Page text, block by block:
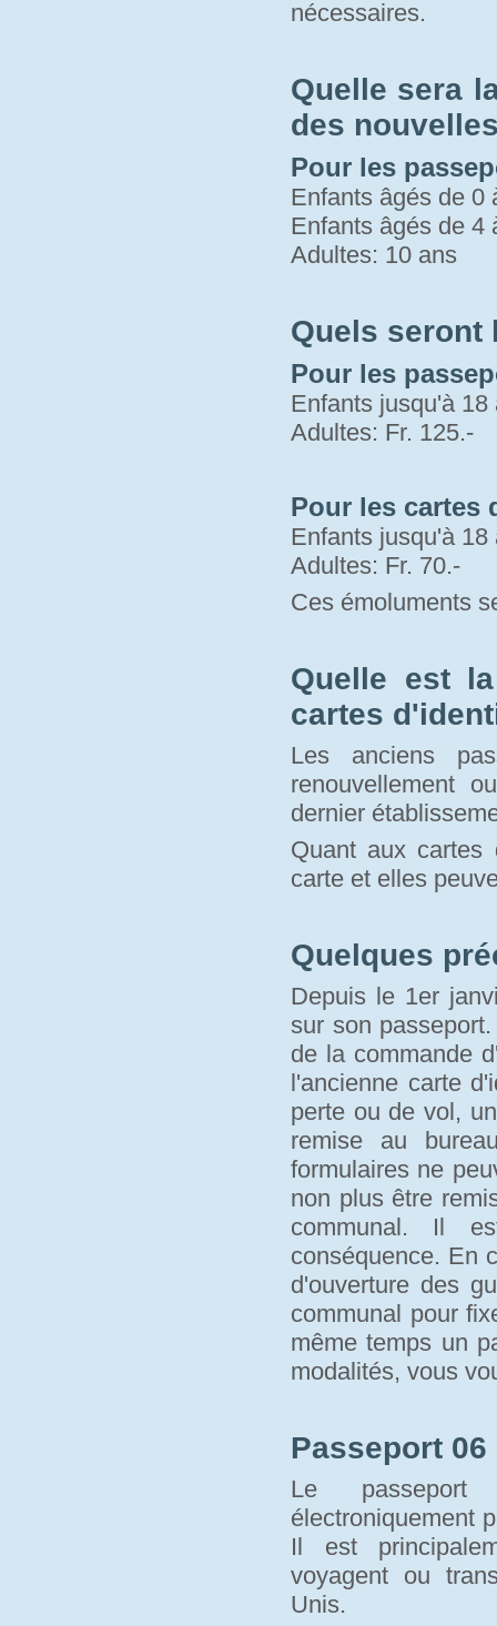
nécessaires.
Quelle sera
des
Pour les
Enfants âgés de 0
Enfants âgés de 4
Adultes: 10 ans
Quels seront
Pour les
Enfants jusqu'à 18
Adultes: Fr. 125.-
Pour les cartes
Enfants jusqu'à 18
Adultes: Fr. 70.-
Ces émoluments
Quelle est
cartes
Les anciens
renouvellement
dernier
Quant aux
carte et elles
Quelques
Depuis le 1er
sur son
de la commande
l'ancienne carte
perte ou de vol,
remise au
formulaires ne
non plus être
communal. Il
conséquence. En
d'ouverture des
communal pour
même temps un
modalités, vous
Passeport
Le
électroniquement
Il est
voyagent ou
Unis.